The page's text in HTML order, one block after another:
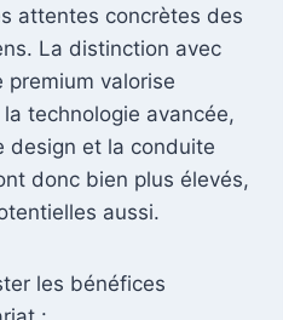
attentes concrètes des
La distinction avec
premium valorise
technologie avancée,
design et la conduite
donc bien plus élevés,
aussi.
les bénéfices